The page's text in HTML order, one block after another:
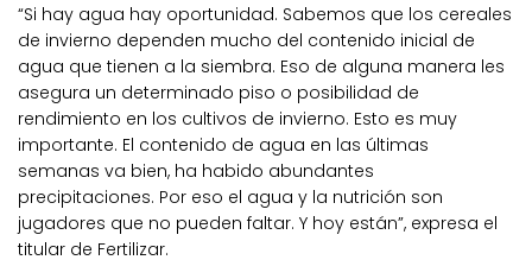
“Si hay agua hay oportunidad. Sabemos que los cereales
de invierno dependen mucho del contenido inicial de
agua que tienen a la siembra. Eso de alguna manera les
asegura un determinado piso o posibilidad de
rendimiento en los cultivos de invierno. Esto es muy
importante. El contenido de agua en las últimas
semanas va bien, ha habido abundantes
precipitaciones. Por eso el agua y la nutrición son
jugadores que no pueden faltar. Y hoy están”, expresa el
titular de Fertilizar.